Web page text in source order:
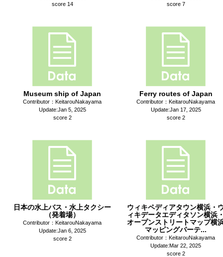
score 14
score 7
Museum ship of Japan
Contributor：KeitarouNakayama
Update:Jan 5, 2025
score 2
Ferry routes of Japan
Contributor：KeitarouNakayama
Update:Jan 17, 2025
score 2
日本の水上バス・水上タクシー
（発着場）
Contributor：KeitarouNakayama
Update:Jan 6, 2025
score 2
ウィキペディアタウン横浜・
ィキデータエディタソン横浜
オープンストリートマップ横
マッピングパーテ...
Contributor：KeitarouNakayama
Update:Mar 22, 2025
score 2